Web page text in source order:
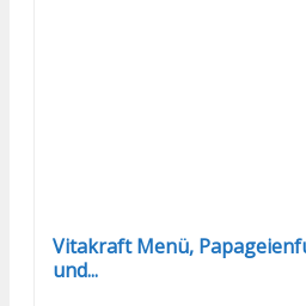
Vitakraft Menü,
und...